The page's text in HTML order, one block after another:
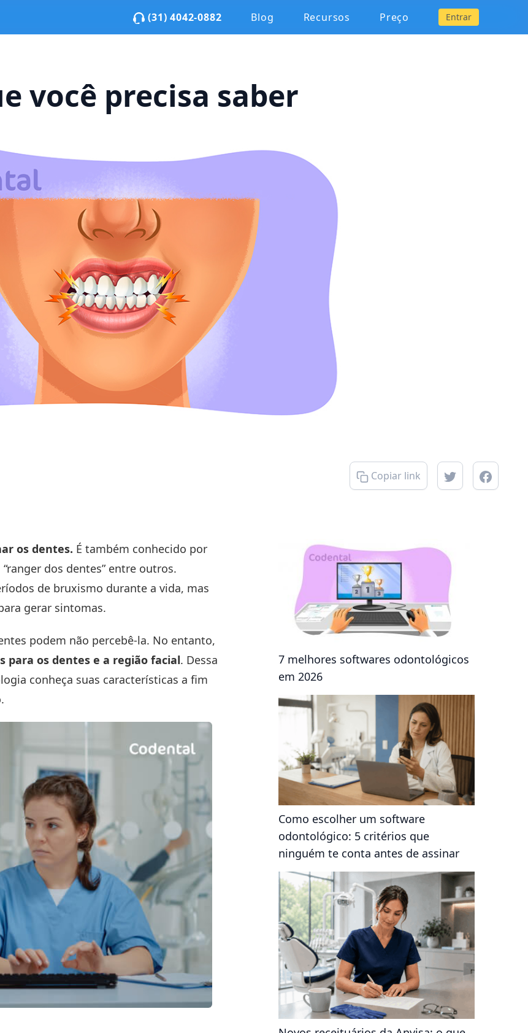
(31) 4042-0882 Blog Recursos Preço Entrar
você precisa saber
Copiar link
os dentes. É também conhecido por
dos dentes” entre outros.
de bruxismo durante a vida, mas
gerar sintomas.
podem não percebê-la. No entanto,
para os dentes e a região facial. Dessa
conheça suas características a fim
7 melhores softwares odontológicos
em 2026
Como escolher um software
odontológico: 5 critérios que
ninguém te conta antes de assinar